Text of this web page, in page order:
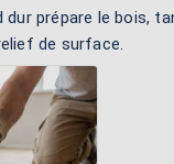
dur prépare le bois,
de surface.